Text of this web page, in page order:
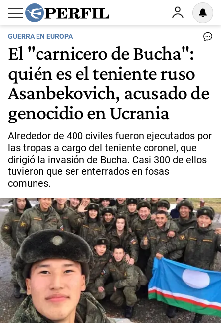
GUERRA EN EUROPA
El "carnicero de Bucha":
quién es el teniente ruso
Asanbekovich, acusado de
genocidio en Ucrania
Alrededor de 400 civiles fueron ejecutados por
las tropas a cargo del teniente coronel, que
dirigió la invasión de Bucha. Casi 300 de ellos
tuvieron que ser enterrados en fosas
comunes.